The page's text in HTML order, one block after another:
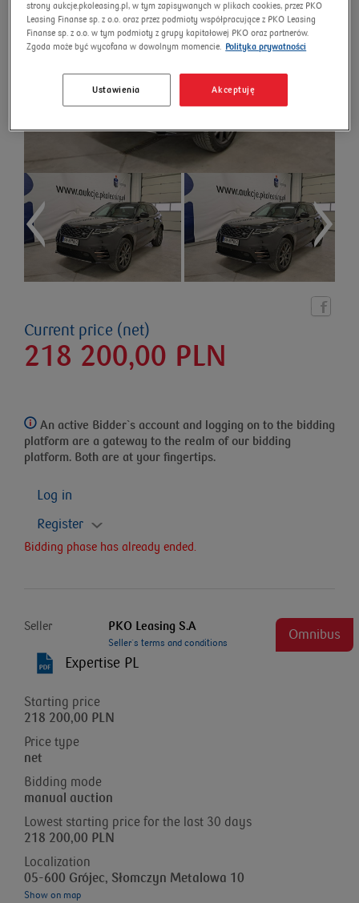
Current price (net)
218 200,00 PLN
An active Bidder`s account and logging on to the bidding
platform are a gateway to the realm of our bidding
platform. Both are at your fingertips.
Log in
Register
Bidding phase has already ended.
Seller PKO Leasing S.A
Seller`s terms and conditions
Omnibus
Expertise PL
Starting price
218 200,00 PLN
Price type
net
Bidding mode
manual auction
Lowest starting price for the last 30 days
218 200,00 PLN
Localization
05-600 Grójec, Słomczyn Metalowa 10
Show on map
strony aukcje.pkoleasing.pl, w tym zapisywanych w plikach cookies, przez PKO
Leasing Finanse sp. z o.o. oraz przez podmioty współpracujące z PKO Leasing
Finanse sp. z o.o. w tym podmioty z grupy kapitałowej PKO oraz partnerów.
Zgoda może być wycofana w dowolnym momencie. Polityka prywatności
Akceptuję
Ustawienia